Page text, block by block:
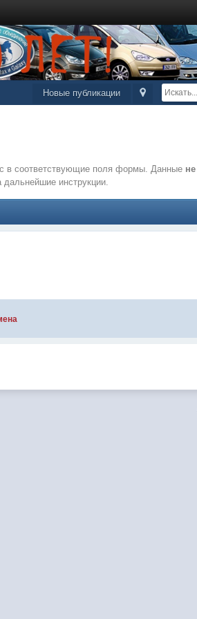
Новые публикации
в соответствующие поля формы. Данные не
инструкции.